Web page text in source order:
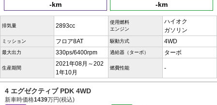
-km -km
排気量 2893cc
使用燃料
エンジン
ハイオク
ガソリン
ミッション フロア8AT 駆動方式 4WD
最大出力 330ps/6400rpm 過給器（ターボ） ターボ
生産期間
2021年08月～202
1年10月
燃費性能 -
4 エグゼクティブ PDK 4WD
新車時価格1439万円(税込)